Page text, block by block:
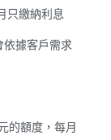
只繳納利息
依據客戶需求
的額度，每月